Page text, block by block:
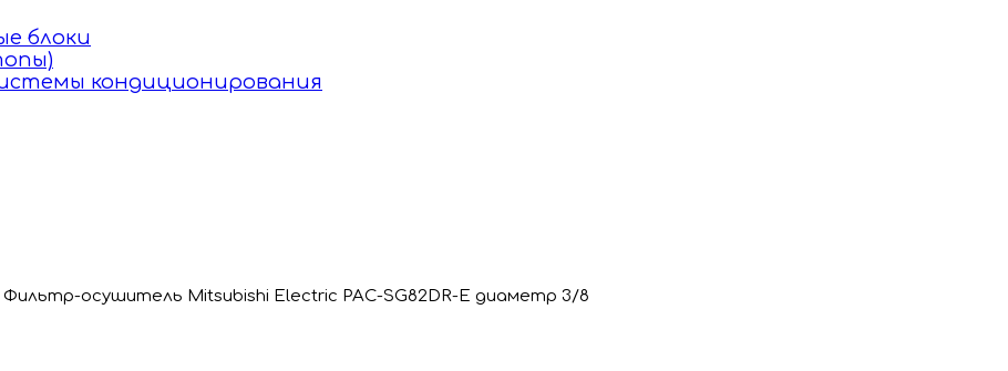
блоки
кондиционирования
Фильтр-осушитель Mitsubishi Electric PAC-SG82DR-E диаметр 3/8